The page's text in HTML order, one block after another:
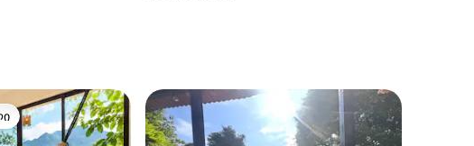
მიმოხილვა
ვარიანტი